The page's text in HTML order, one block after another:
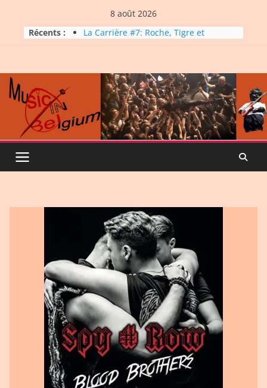
content
8 août 2026
Récents :
La Carrière #7: Roche, Tigre et
Micro Festival #16, maxi line-
Dynatop3 – 26 juillet 2026